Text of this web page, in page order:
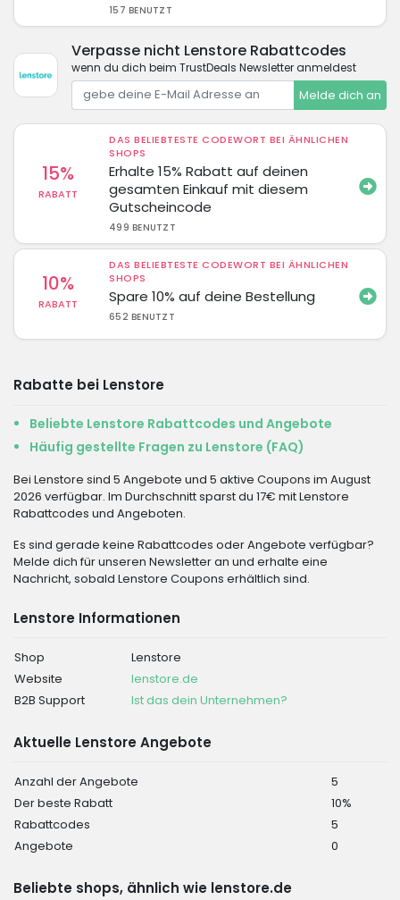
157 BENUTZT
Verpasse nicht Lenstore Rabattcodes
wenn du dich beim TrustDeals Newsletter anmeldest
Melde dich an
15%
RABATT
DAS BELIEBTESTE CODEWORT BEI ÄHNLICHEN
SHOPS
Erhalte 15% Rabatt auf deinen
gesamten Einkauf mit diesem
Gutscheincode
499 BENUTZT
10%
RABATT
DAS BELIEBTESTE CODEWORT BEI ÄHNLICHEN
SHOPS
Spare 10% auf deine Bestellung
652 BENUTZT
Rabatte bei Lenstore
Beliebte Lenstore Rabattcodes und Angebote
Häufig gestellte Fragen zu Lenstore (FAQ)
Bei Lenstore sind 5 Angebote und 5 aktive Coupons im August
2026 verfügbar. Im Durchschnitt sparst du 17€ mit Lenstore
Rabattcodes und Angeboten.
Es sind gerade keine Rabattcodes oder Angebote verfügbar?
Melde dich für unseren Newsletter an und erhalte eine
Nachricht, sobald Lenstore Coupons erhältlich sind.
Lenstore Informationen
Shop
Lenstore
Website
lenstore.de
B2B Support
Ist das dein Unternehmen?
Aktuelle Lenstore Angebote
Anzahl der Angebote
5
Der beste Rabatt
10%
Rabattcodes
5
Angebote
0
Beliebte shops, ähnlich wie lenstore.de